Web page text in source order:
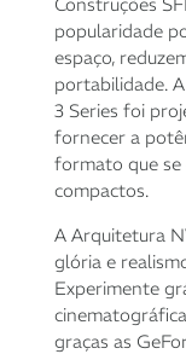
sem
4x deR$
com
5x de R$
com
6x deR$
juros
7x deR$
juros
Construções
popularidade
espaço,
portabilidade.
3 Series foi
fornecer a
formato que se
compactos.
A Arquitetura
glória e
Experimente
graças as